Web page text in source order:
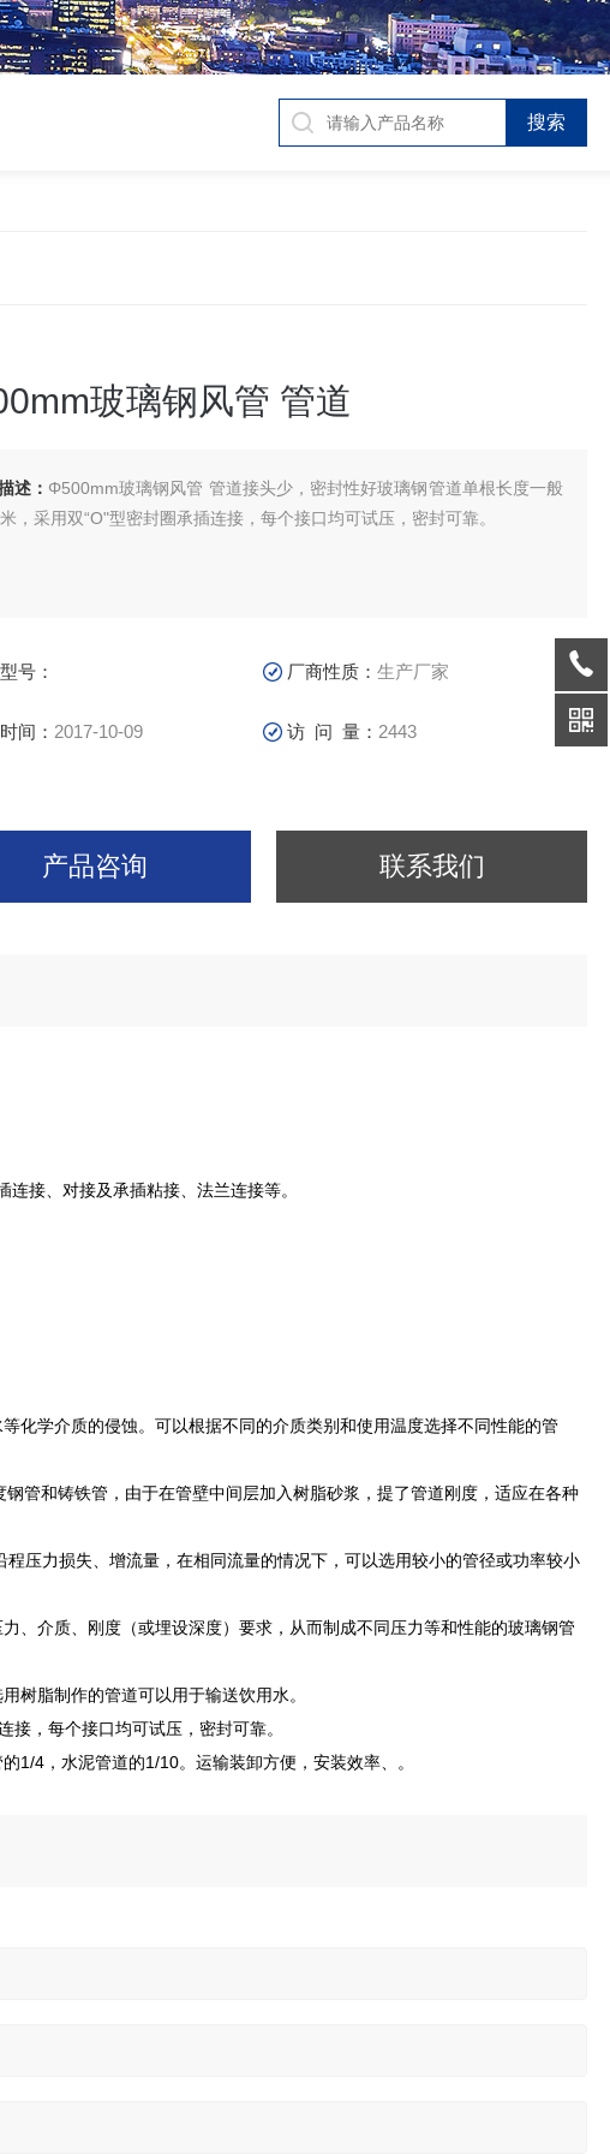
玻璃钢风管 管道
述： Φ500mm玻璃钢风管 管道接头少，密封性好玻璃钢管道单根长度一般
，采用双“O"型密封圈承插连接，每个接口均可试压，密封可靠。
号： 厂商性质：生产厂家
间： 2017-10-09 访 问 量： 2443
产品咨询 联系我们
连接、对接及承插粘接、法兰连接等。
化学介质的侵蚀。可以根据不同的介质类别和使用温度选择不同性能的管
管和铸铁管，由于在管壁中间层加入树脂砂浆，提了管道刚度，适应在各种
压力损失、增流量，在相同流量的情况下，可以选用较小的管径或功率较小
介质、刚度（或埋设深度）要求，从而制成不同压力等和性能的玻璃钢管
树脂制作的管道可以用于输送饮用水。
，每个接口均可试压，密封可靠。
1/4，水泥管道的1/10。运输装卸方便，安装效率、。